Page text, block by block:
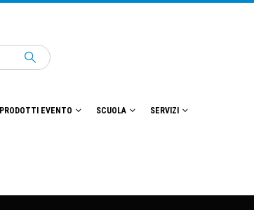
PRODOTTI EVENTO SCUOLA SERVIZI